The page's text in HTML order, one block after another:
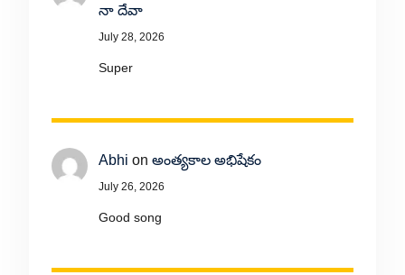
నా దేవా
July 28, 2026
Super
Abhi on అంత్యకాల అభిషేకం
July 26, 2026
Good song